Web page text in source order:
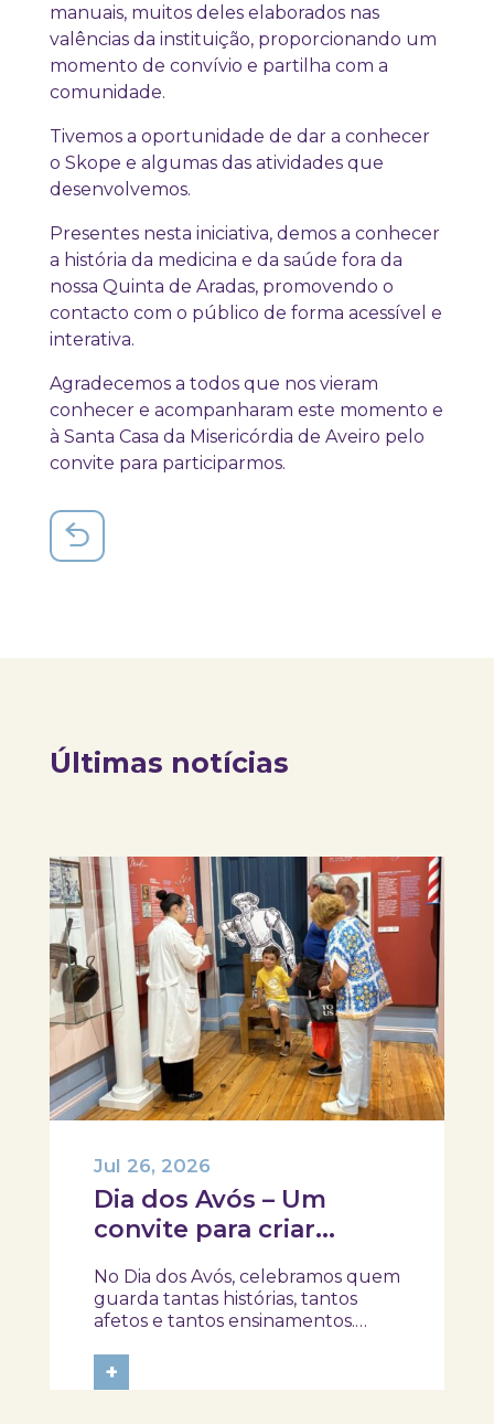
manuais, muitos deles elaborados nas
valências da instituição, proporcionando um
momento de convívio e partilha com a
comunidade.
Tivemos a oportunidade de dar a conhecer
o Skope e algumas das atividades que
desenvolvemos.
Presentes nesta iniciativa, demos a conhecer
a história da medicina e da saúde fora da
nossa Quinta de Aradas, promovendo o
contacto com o público de forma acessível e
interativa.
Agradecemos a todos que nos vieram
conhecer e acompanharam este momento e
à Santa Casa da Misericórdia de Aveiro pelo
convite para participarmos.
Últimas notícias
Dia dos Avós – Um
convite para criar
Jul 26, 2026
No Dia dos Avós, celebramos quem
guarda tantas histórias, tantos
afetos e tantos ensinamentos.
acontece ao domingo, queremos
prolongar a celebração e convidar
+